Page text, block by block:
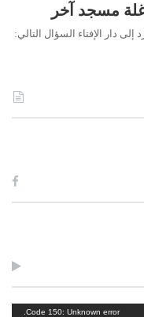
مسجد آخر
الرَّحِيمِ رقم الفتوى (2689) ورد إلى دار الإفتاء السؤال التالي:
Code 150: Unknown error.